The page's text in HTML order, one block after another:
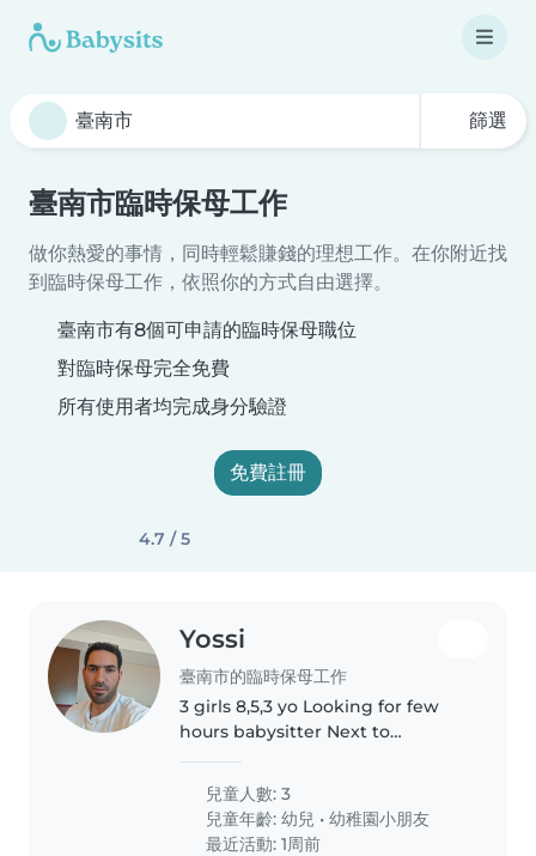
篩選
臺南市臨時保母工作
做你熱愛的事情，同時輕鬆賺錢的理想工作。在你附近找
到臨時保母工作，依照你的方式自由選擇。
臺南市有8個可申請的臨時保母職位
對臨時保母完全免費
所有使用者均完成身分驗證
免費註冊
4.7 / 5
Yossi
臺南市的臨時保母工作
3 girls 8,5,3 yo Looking for few
hours babysitter Next to
兒童人數: 3
兒童年齡:幼兒 •幼稚園小朋友
最近活動: 1周前